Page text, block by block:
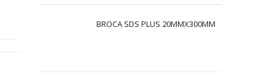
BROCA SDS PLUS 20MMX300MM